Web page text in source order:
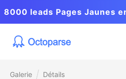
8000 leads Pages Jaunes
Galerie Détails